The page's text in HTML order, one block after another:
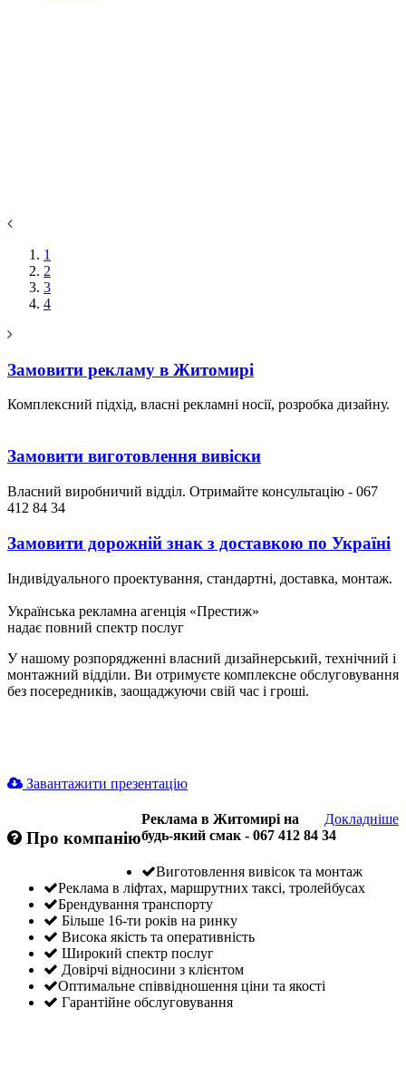
1
2
3
4
Замовити рекламу в Житомирі
Комплексний підхід, власні рекламні носії, розробка дизайну.
Замовити виготовлення вивіски
Власний виробничий відділ. Отримайте консультацію - 067
412 84 34
Замовити дорожній знак з доставкою по Україні
Індивідуального проектування, стандартні, доставка, монтаж.
Українська рекламна агенція «Престиж»
надає повний спектр послуг
У нашому розпорядженні власний дизайнерський, технічний і
монтажний відділи. Ви отримуєте комплексне обслуговування
без посередників, заощаджуючи свій час і гроші.
Завантажити презентацію
Про компанію
Докладніше
Реклама в Житомирі на
будь-який смак - 067 412 84 34
Виготовлення вивісок та монтаж
Реклама в ліфтах, маршрутних таксі, тролейбусах
Брендування транспорту
Більше 16-ти років на ринку
Висока якість та оперативність
Широкий спектр послуг
Довірчі відносини з клієнтом
Оптимальне співвідношення ціни та якості
Гарантійне обслуговування